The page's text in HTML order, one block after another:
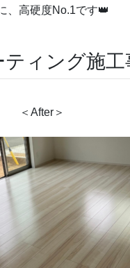
、高硬度No.1です👑
ティング施
＜After＞